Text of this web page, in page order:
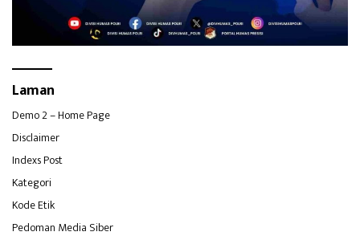
Laman
Demo 2 – Home Page
Disclaimer
Indexs Post
Kategori
Kode Etik
Pedoman Media Siber